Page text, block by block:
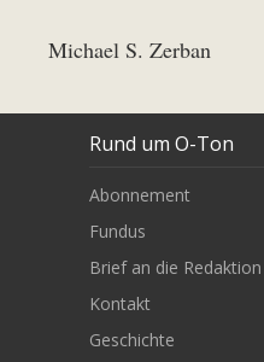
Michael S. Zerban
Rund um O-Ton
Abonnement
Fundus
Brief an die Redaktion
Kontakt
Geschichte